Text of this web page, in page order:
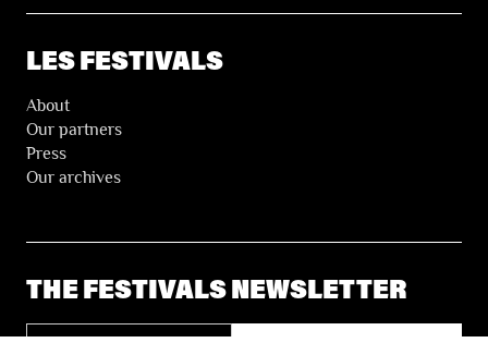
LES FESTIVALS
About
Our partners
Press
Our archives
THE FESTIVALS NEWSLETTER